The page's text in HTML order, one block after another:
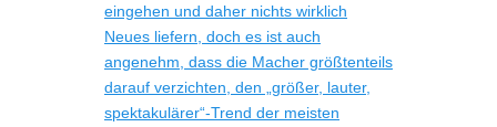
eingehen und daher nichts wirklich
Neues liefern, doch es ist auch
angenehm, dass die Macher größtenteils
darauf verzichten, den „größer, lauter,
spektakulärer“-Trend der meisten